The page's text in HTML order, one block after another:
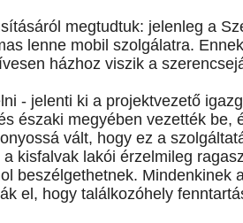
megtudtuk: jelenleg a
lenne mobil szolgálatra.
házhoz viszik a
- jelenti ki a projektvezető
északi megyében vezették be,
vált, hogy ez a
kisfalvak lakói érzelmileg
beszélgethetnek. Mindenkinek
el, hogy találkozóhely